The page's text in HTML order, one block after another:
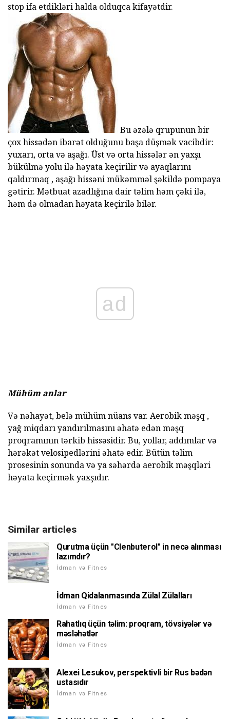
stop ifa etdikləri halda olduqca kifayətdir.
Bu əzələ qrupunun bir
çox hissədən ibarət olduğunu başa düşmək vacibdir:
yuxarı, orta və aşağı. Üst və orta hissələr ən yaxşı
bükülmə yolu ilə həyata keçirilir və ayaqlarını
qaldırmaq , aşağı hissəni mükəmməl şəkildə pompaya
gətirir. Mətbuat azadlığına dair təlim həm çəki ilə,
həm də olmadan həyata keçirilə bilər.
ad
Mühüm anlar
Və nəhayət, belə mühüm nüans var. Aerobik məşq ,
yağ miqdarı yandırılmasını əhatə edən məşq
proqramının tərkib hissəsidir. Bu, yollar, addımlar və
hərəkət velosipedlərini əhatə edir. Bütün təlim
prosesinin sonunda və ya səhərdə aerobik məşqləri
həyata keçirmək yaxşıdır.
Similar articles
Qurutma üçün "Clenbuterol" in necə alınması
lazımdır?
İdman və Fitnes
İdman Qidalanmasında Zülal Zülalları
İdman və Fitnes
Rahatlıq üçün təlim: proqram, tövsiyələr və
məsləhətlər
İdman və Fitnes
Alexei Lesukov, perspektivli bir Rus bədən
ustasıdır
İdman və Fitnes